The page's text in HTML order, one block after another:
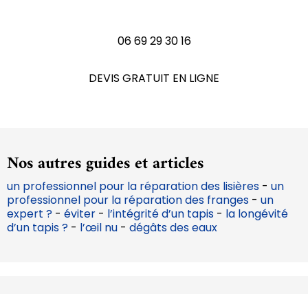
06 69 29 30 16
DEVIS GRATUIT EN LIGNE
Nos autres guides et articles
un professionnel pour la réparation des lisières - un
professionnel pour la réparation des franges - un
expert ? - éviter - l’intégrité d’un tapis - la longévité
d’un tapis ? - l’œil nu - dégâts des eaux